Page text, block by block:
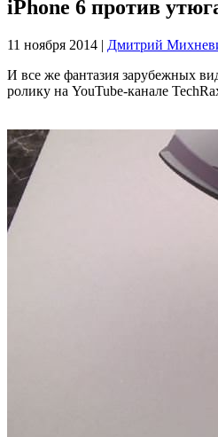
iPhone 6 против
11 ноября 2014 | Дмитрий
И все же фантазия зарубежных
ролику на YouTube-канале